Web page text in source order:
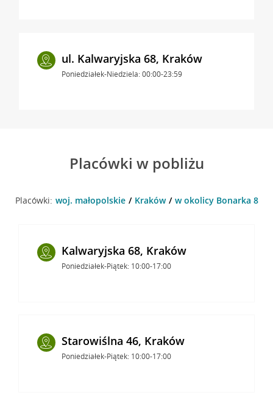
ul. Kalwaryjska 68, Kraków
Poniedziałek-Niedziela: 00:00-23:59
Placówki w pobliżu
Placówki: woj. małopolskie Kraków w okolicy Bonarka 8 ,
Kalwaryjska 68, Kraków
Poniedziałek-Piątek: 10:00-17:00
Starowiślna 46, Kraków
Poniedziałek-Piątek: 10:00-17:00